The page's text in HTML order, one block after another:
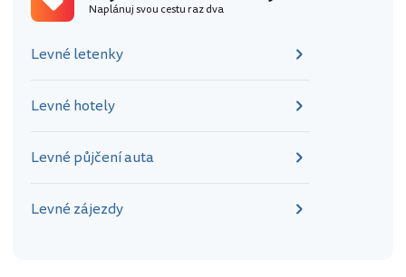
vám však návštěva zabere určitě
několika sekcí, v nichž jsou…
Naplánuj svou cestu raz dva
Levné letenky
Levné hotely
Levné půjčení auta
Levné zájezdy